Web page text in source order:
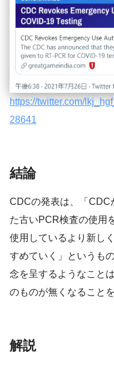
https://twitter.com/
28641
結論
CDCの発表は、「CDC
た古いPCR検査の使用
使用しているより新し
すめていく」というも
念を呈するようなこと
のものが無くなること
解説